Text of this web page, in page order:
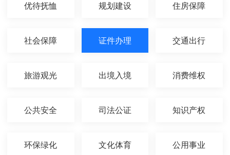
优待抚恤 规划建设 住房保障
社会保障 证件办理 交通出行
旅游观光 出境入境 消费维权
公共安全 司法公证 知识产权
环保绿化 文化体育 公用事业